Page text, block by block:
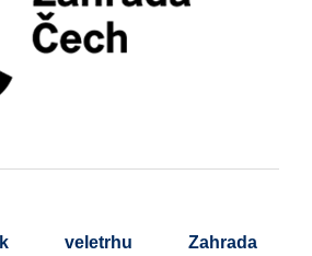
veletrhu Zahrada